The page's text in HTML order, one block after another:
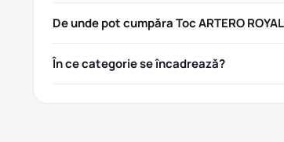
De unde pot cumpăra Toc ARTERO
În ce categorie se încadrează?